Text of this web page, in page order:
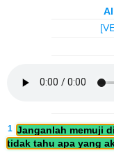
1 Janganlah memuji
tidak tahu apa yang